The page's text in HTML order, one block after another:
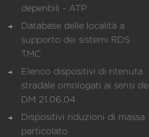
deperibili - ATP
Database delle località a
supporto dei sistemi RDS
TMC
Elenco dispositivi di ritenuta
stradale omologati ai sensi del
DM 21.06.04
Dispositivi riduzioni di massa
particolato